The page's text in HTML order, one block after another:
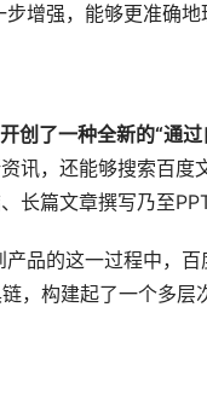
增强，能够更准确地
创了一种全新的“通过
讯，还能够搜索百
长篇文章撰写乃至
品的这一过程中，
，构建起了一个多